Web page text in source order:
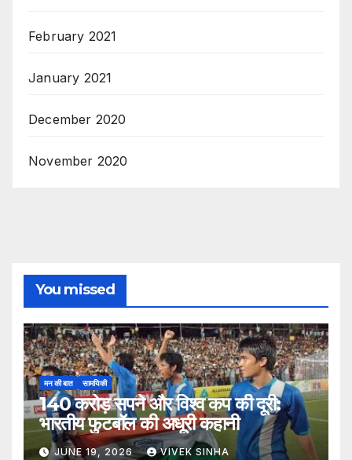
February 2021
January 2021
December 2020
November 2020
You missed
मन की बात सामयिकी
140 करोड़ सपने और विश्व कप की दूरी:
भारतीय फुटबॉल की अधूरी कहानी
JUNE 19, 2026 VIVEK SINHA